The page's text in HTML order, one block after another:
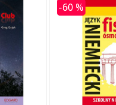
-60 %